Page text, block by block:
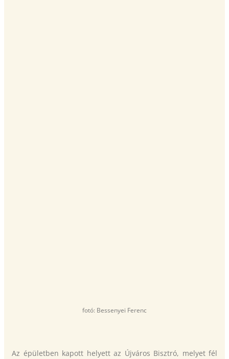
fotó: Bessenyei Ferenc
Az épületben kapott helyett az Újváros Bisztró, melyet fél